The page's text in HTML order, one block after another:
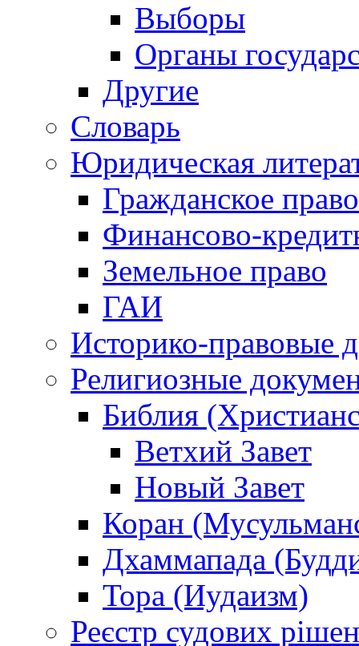
Выборы
Органы
Другие
Словарь
Юридическая
Гражданское право
Финансово-
Земельное право
ГАИ
Историко-правовые
Религиозные
Библия
Ветхий Завет
Новый Завет
Коран
Дхаммапада
Тора (Иудаизм)
Реєстр судових